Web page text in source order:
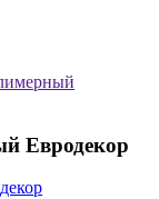
Евродекор